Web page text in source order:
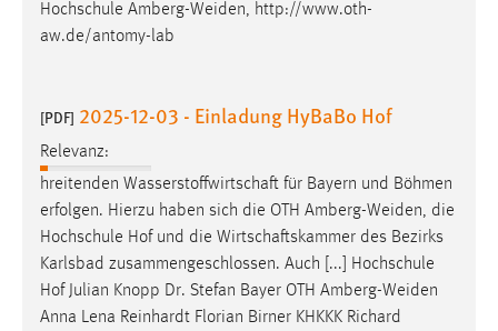
Hochschule Amberg-Weiden, http://www.oth-
aw.de/antomy-lab
[PDF] 2025-12-03 - Einladung HyBaBo Hof
Relevanz:
hreitenden Wasserstoffwirtschaft für Bayern und Böhmen
erfolgen. Hierzu haben sich die OTH Amberg-Weiden, die
Hochschule Hof und die Wirtschaftskammer des Bezirks
Karlsbad zusammengeschlossen. Auch [...] Hochschule
Hof Julian Knopp Dr. Stefan Bayer OTH Amberg-Weiden
Anna Lena Reinhardt Florian Birner KHKKK Richard